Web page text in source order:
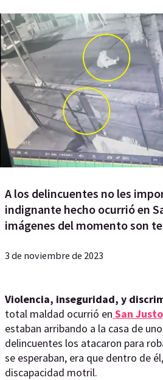
A los delincuentes no les
indignante hecho ocurrió en
imágenes del momento son
3 de noviembre de 2023
Violencia, inseguridad, y
total maldad ocurrió en San
estaban arribando a la casa de
delincuentes los atacaron para
se esperaban, era que dentro de
discapacidad motril.